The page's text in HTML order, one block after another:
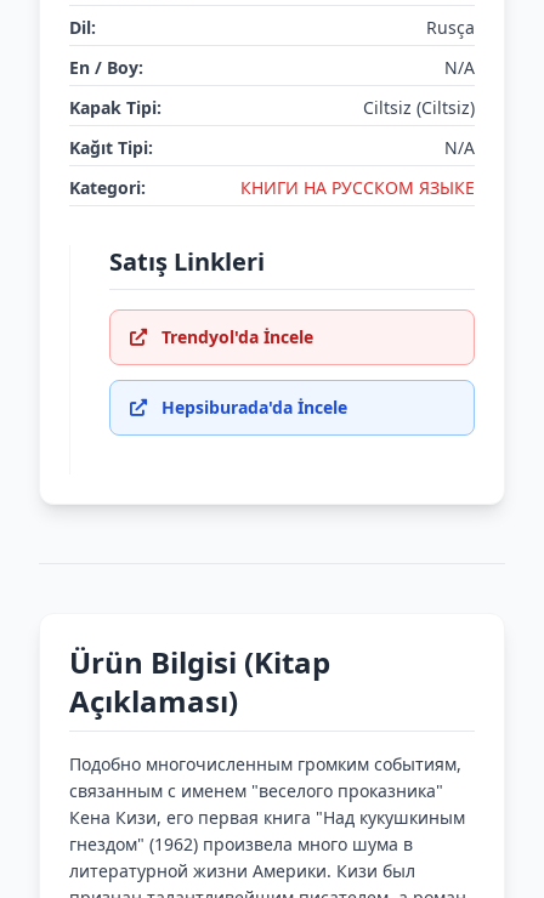
Dil:
Rusça
En / Boy:
N/A
Kapak Tipi:
Ciltsiz (Ciltsiz)
Kağıt Tipi:
N/A
Kategori:
КНИГИ НА РУССКОМ ЯЗЫКЕ
Satış Linkleri
Trendyol'da İncele
Hepsiburada'da İncele
Ürün Bilgisi (Kitap
Açıklaması)
Подобно многочисленным громким событиям,
связанным с именем "веселого проказника"
Кена Кизи, его первая книга "Над кукушкиным
гнездом" (1962) произвела много шума в
литературной жизни Америки. Кизи был